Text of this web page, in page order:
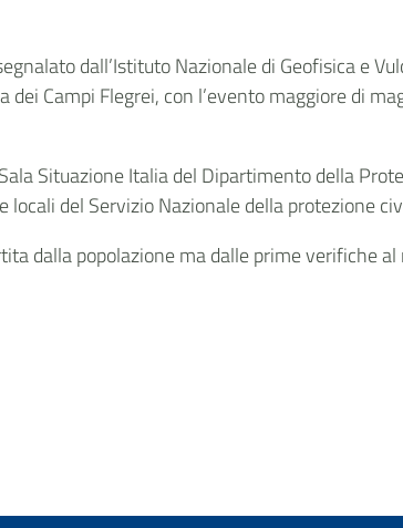
dall’Istituto Nazionale di Geofisica e
dei Campi Flegrei, con l’evento maggiore di
Situazione Italia del Dipartimento della
del Servizio Nazionale della protezione
dalla popolazione ma dalle prime verifiche